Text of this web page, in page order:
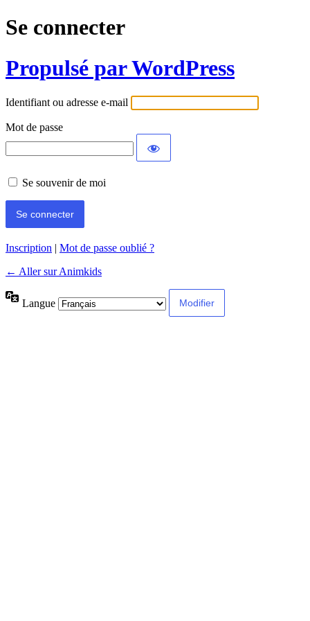
Se connecter
Propulsé par WordPress
Identifiant ou adresse e-mail
Mot de passe
Se souvenir de moi
Inscription | Mot de passe oublié ?
← Aller sur Animkids
Langue